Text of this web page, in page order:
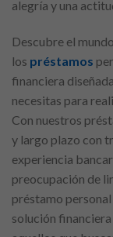
alegría y una
Descubre el
los préstamos
financiera
necesitas para
Con nuestros
y largo plazo con
experiencia
preocupación de
préstamo
solución